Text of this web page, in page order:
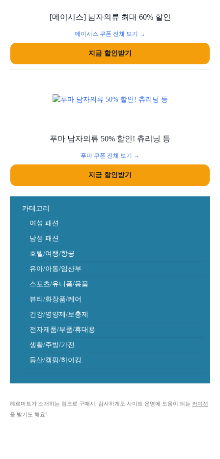
[메이시스] 남자의류 최대 60% 할인
메이시스 쿠폰 전체 보기 →
지금 할인받기
푸마 남자의류 50% 할인! 츄리닝 등
푸마 쿠폰 전체 보기 →
지금 할인받기
카테고리
여성 패션
남성 패션
호텔/여행/항공
유아/아동/임산부
스포츠/유니폼/용품
뷰티/화장품/케어
건강/영양제/보충제
전자제품/부품/휴대용
생활/주방/가전
등산/캠핑/하이킹
헤르마트가 소개하는 링크로 구매시, 감사하게도 사이트 운영에 도움이 되는 커미션
을 받기도 해요!